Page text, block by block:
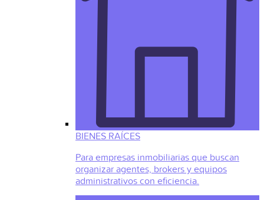
BIENES RAÍCES
Para empresas inmobiliarias que buscan
organizar agentes, brokers y equipos
administrativos con eficiencia.